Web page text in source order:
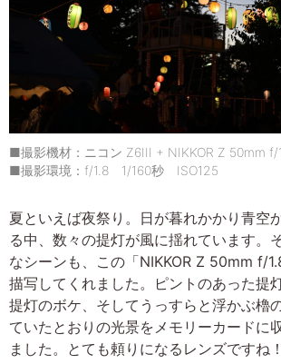
■撮影機材：ニコン Z6III + NIKKOR Z 50mm f/
■撮影環境：f/1.8 1/160秒 ISO125
夏といえば夜祭り。日が暮れかかり青空
る中、数々の提灯が風に揺れています。
なシーンも、この「NIKKOR Z 50mm f/
描写してくれました。ピントのあった提
提灯のボケ、そしてうっすらと浮かぶ櫓
ていたとおりの光景をメモリーカードに
ました。とても頼りになるレンズですね！